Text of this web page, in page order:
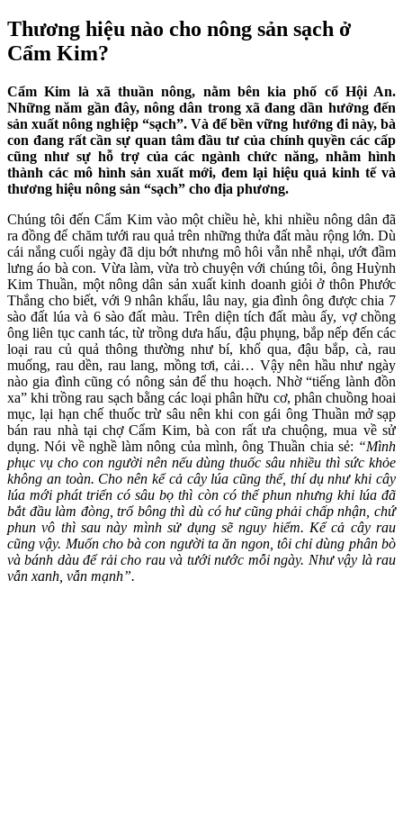
Thương hiệu nào cho nông sản sạch ở
Cẩm Kim?
Cẩm Kim là xã thuần nông, nằm bên kia phố cổ Hội An.
Những năm gần đây, nông dân trong xã đang dần hướng đến
sản xuất nông nghiệp “sạch”. Và để bền vững hướng đi này, bà
con đang rất cần sự quan tâm đầu tư của chính quyền các cấp
cũng như sự hỗ trợ của các ngành chức năng, nhằm hình
thành các mô hình sản xuất mới, đem lại hiệu quả kinh tế và
thương hiệu nông sản “sạch” cho địa phương.
Chúng tôi đến Cẩm Kim vào một chiều hè, khi nhiều nông dân đã
ra đồng để chăm tưới rau quả trên những thửa đất màu rộng lớn. Dù
cái nắng cuối ngày đã dịu bớt nhưng mô hôi vẫn nhễ nhại, ướt đầm
lưng áo bà con. Vừa làm, vừa trò chuyện với chúng tôi, ông Huỳnh
Kim Thuần, một nông dân sản xuất kinh doanh giỏi ở thôn Phước
Thắng cho biết, với 9 nhân khẩu, lâu nay, gia đình ông được chia 7
sào đất lúa và 6 sào đất màu. Trên diện tích đất màu ấy, vợ chồng
ông liên tục canh tác, từ trồng dưa hấu, đậu phụng, bắp nếp đến các
loại rau củ quả thông thường như bí, khổ qua, đậu bắp, cà, rau
muống, rau dền, rau lang, mồng tơi, cải… Vậy nên hầu như ngày
nào gia đình cũng có nông sản để thu hoạch. Nhờ “tiếng lành đồn
xa” khi trồng rau sạch bằng các loại phân hữu cơ, phân chuồng hoai
mục, lại hạn chế thuốc trừ sâu nên khi con gái ông Thuần mở sạp
bán rau nhà tại chợ Cẩm Kim, bà con rất ưa chuộng, mua về sử
dụng. Nói về nghề làm nông của mình, ông Thuần chia sẻ: “Mình
phục vụ cho con người nên nếu dùng thuốc sâu nhiều thì sức khỏe
không an toàn. Cho nên kể cả cây lúa cũng thế, thí dụ như khi cây
lúa mới phát triển có sâu bọ thì còn có thể phun nhưng khi lúa đã
bắt đầu làm đòng, trổ bông thì dù có hư cũng phải chấp nhận, chứ
phun vô thì sau này mình sử dụng sẽ nguy hiểm. Kể cả cây rau
cũng vậy. Muốn cho bà con người ta ăn ngon, tôi chỉ dùng phân bò
và bánh dàu để rải cho rau và tưới nước mỗi ngày. Như vậy là rau
vẫn xanh, vẫn mạnh”.